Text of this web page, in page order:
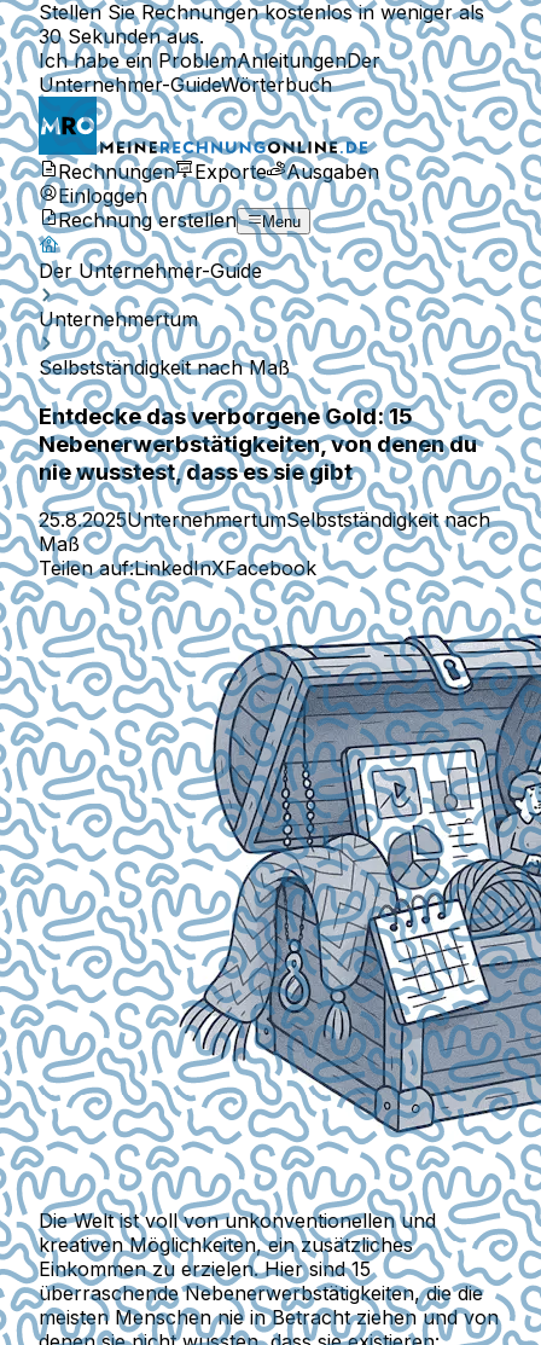
Stellen Sie Rechnungen kostenlos in weniger als
30 Sekunden aus.
Ich habe ein ProblemAnleitungenDer
Unternehmer-GuideWörterbuch
Rechnungen Exporte
Ausgaben
Einloggen
Rechnung erstellen
Menu
Der Unternehmer-Guide
Unternehmertum
Selbstständigkeit nach Maß
Entdecke das verborgene Gold: 15
Nebenerwerbstätigkeiten, von denen du
nie wusstest, dass es sie gibt
25.8.2025UnternehmertumSelbstständigkeit nach
Maß
Teilen auf:LinkedInXFacebook
Die Welt ist voll von unkonventionellen und
kreativen Möglichkeiten, ein zusätzliches
Einkommen zu erzielen. Hier sind 15
überraschende Nebenerwerbstätigkeiten, die die
meisten Menschen nie in Betracht ziehen und von